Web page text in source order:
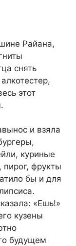
Райана,
снять
этот
и взяла
куриные
фрукты
бы и для
«Ешь!»
кузены
будущем